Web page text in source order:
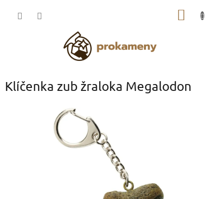
Klíčenka zub žraloka Megalodon